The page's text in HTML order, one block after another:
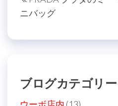
稿
ナ
ビ
シ
去
の
ニバッグ
ブログカテゴリー